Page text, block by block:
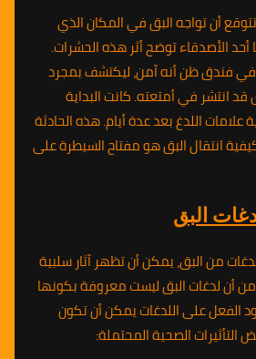
أن تواجه البق في المكان الذي
الأصدقاء توضح أثر هذه الحشرات.
فندق ظن أنه آمن، ليكتشف بمجرد
قد انتشر في أمتعته. كانت البداية
اللدغ بعد عدة أيام. هذه الحادثة
انتقال البق هو مفتاح السيطرة على
البق
من البق، يمكن أن تظهر آثار سلبية
أن لدغات البق ليست معروفة بكونها
الفعل على اللدغات يمكن أن تكون
التأثيرات الصحية المحتملة: